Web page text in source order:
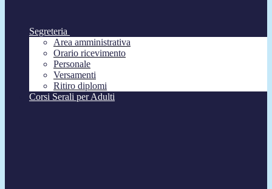
Segreteria
Area amministrativa
Orario ricevimento
Personale
Versamenti
Ritiro diplomi
Corsi Serali per Adulti